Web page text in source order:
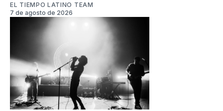
EL TIEMPO LATINO TEAM
7 de agosto de 2026